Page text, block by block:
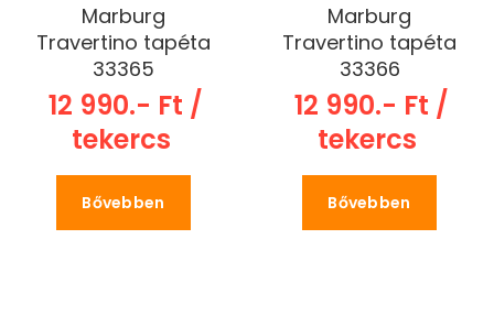
Marburg
Travertino tapéta
33365
12 990.- Ft /
tekercs
Bővebben
Marburg
Travertino tapéta
33366
12 990.- Ft /
tekercs
Bővebben